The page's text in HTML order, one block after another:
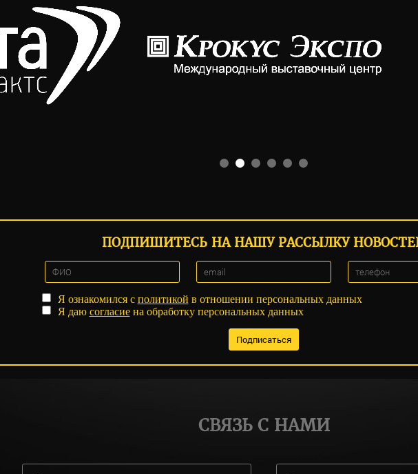
ПОДПИШИТЕСЬ НА НАШУ РАССЫЛКУ
Я ознакомился с политикой в отношении персональных данных
Я даю согласиена обработку персональных данных
СВЯЗЬ С НАМИ